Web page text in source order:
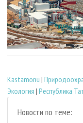
Kastamonu |
Экология | Республика
Новости по теме: